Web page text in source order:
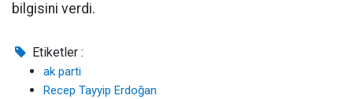
bilgisini verdi.
Etiketler :
ak parti
Recep Tayyip Erdoğan